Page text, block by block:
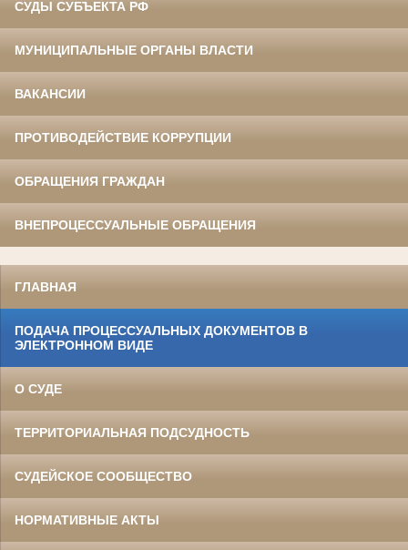
СУДЫ СУБЪЕКТА РФ
МУНИЦИПАЛЬНЫЕ ОРГАНЫ ВЛАСТИ
ВАКАНСИИ
ПРОТИВОДЕЙСТВИЕ КОРРУПЦИИ
ОБРАЩЕНИЯ ГРАЖДАН
ВНЕПРОЦЕССУАЛЬНЫЕ ОБРАЩЕНИЯ
ГЛАВНАЯ
ПОДАЧА ПРОЦЕССУАЛЬНЫХ ДОКУМЕНТОВ В
ЭЛЕКТРОННОМ ВИДЕ
О СУДЕ
ТЕРРИТОРИАЛЬНАЯ ПОДСУДНОСТЬ
СУДЕЙСКОЕ СООБЩЕСТВО
НОРМАТИВНЫЕ АКТЫ